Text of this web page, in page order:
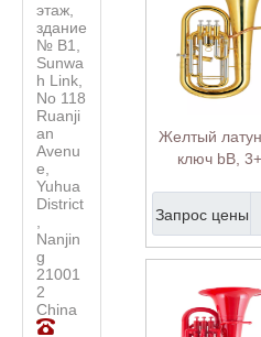
этаж,
здание
№ B1,
Sunwa
h Link,
No 118
Ruanji
an
Avenu
e,
Yuhua
District
Nanjin
g
21001
2
China
Желтый
ключ bB,
M4342G-
Запрос цены